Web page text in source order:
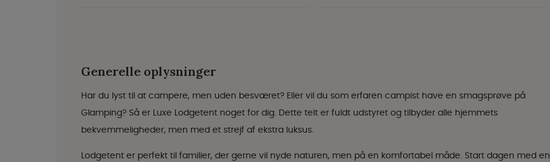
Generelle oplysninger
Har du lyst til at campere, men uden besværet? Eller vil du som erfaren campist have en smagsprøve på
Glamping? Så er Luxe Lodgetent noget for dig. Dette telt er fuldt udstyret og tilbyder alle hjemmets
bekvemmeligheder, men med et strejf af ekstra luksus.
Lodgetent er perfekt til familier, der gerne vil nyde naturen, men på en komfortabel måde. Start dagen med en